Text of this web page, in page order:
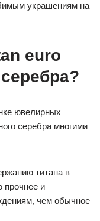
украшениям на
euro
ювелирных
серебра многими
титана в
прочнее и
чем обычное